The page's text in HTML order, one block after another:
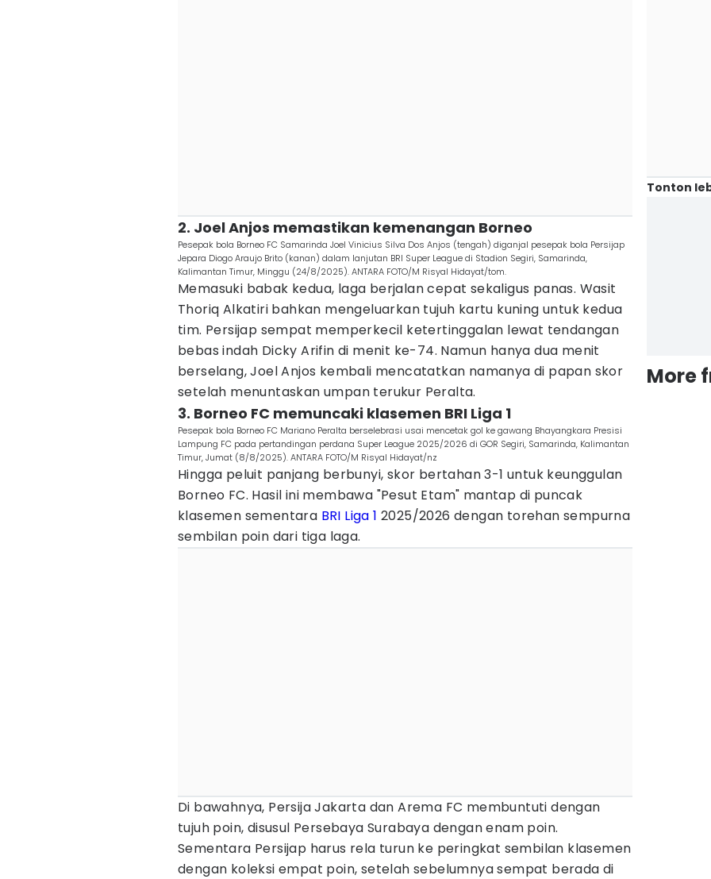
2. Joel Anjos memastikan kemenangan Borneo
Pesepak bola Borneo FC Samarinda Joel Vinicius Silva Dos Anjos (tengah) diganjal pesepak bola Persijap
Jepara Diogo Araujo Brito (kanan) dalam lanjutan BRI Super League di Stadion Segiri, Samarinda,
Kalimantan Timur, Minggu (24/8/2025). ANTARA FOTO/M Risyal Hidayat/tom.
Memasuki babak kedua, laga berjalan cepat sekaligus panas. Wasit
Thoriq Alkatiri bahkan mengeluarkan tujuh kartu kuning untuk kedua
tim. Persijap sempat memperkecil ketertinggalan lewat tendangan
bebas indah Dicky Arifin di menit ke-74. Namun hanya dua menit
berselang, Joel Anjos kembali mencatatkan namanya di papan skor
setelah menuntaskan umpan terukur Peralta.
3. Borneo FC memuncaki klasemen BRI Liga 1
Pesepak bola Borneo FC Mariano Peralta berselebrasi usai mencetak gol ke gawang Bhayangkara Presisi
Lampung FC pada pertandingan perdana Super League 2025/2026 di GOR Segiri, Samarinda, Kalimantan
Timur, Jumat (8/8/2025). ANTARA FOTO/M Risyal Hidayat/nz
Hingga peluit panjang berbunyi, skor bertahan 3-1 untuk keunggulan
Borneo FC. Hasil ini membawa "Pesut Etam" mantap di puncak
klasemen sementara BRI Liga 1 2025/2026 dengan torehan sempurna
sembilan poin dari tiga laga.
Di bawahnya, Persija Jakarta dan Arema FC membuntuti dengan
tujuh poin, disusul Persebaya Surabaya dengan enam poin.
Sementara Persijap harus rela turun ke peringkat sembilan klasemen
dengan koleksi empat poin, setelah sebelumnya sempat berada di
Tonton
More